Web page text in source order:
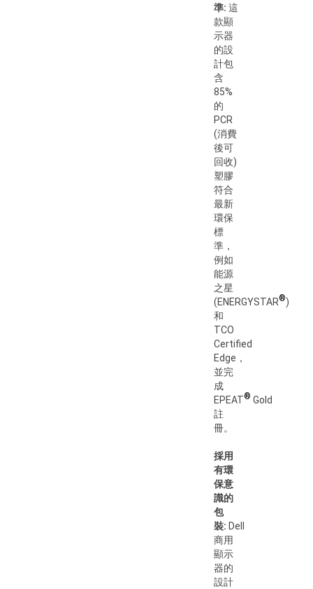
準: 這
款顯
示器
的設
計包
含
85%
的
PCR
(消費
後可
回收)
塑膠
符合
最新
環保
標
準，
例如
能源
之星
(ENERGYSTAR®)
和
TCO
Certified
Edge，
並完
成
EPEAT® Gold
註
冊。
採用
有環
保意
識的
包
裝: Dell
商用
顯示
器的
設計